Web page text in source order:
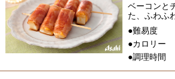
ベーコンと
た、ふわふ
●難易度
●カロリー
●調理時間